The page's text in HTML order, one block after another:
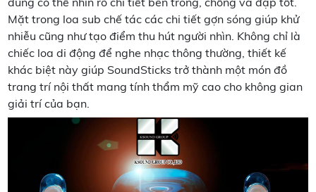
Mặt trong loa sub chế tác các chi tiết gợn sóng giúp khử
nhiễu cũng như tạo điểm thu hút người nhìn. Không chỉ là
chiếc loa di động để nghe nhạc thông thường, thiết kế
khác biệt này giúp SoundSticks trở thành một món đồ
trang trí nội thất mang tính thẩm mỹ cao cho không gian
giải trí của bạn.